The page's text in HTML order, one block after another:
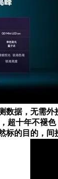
据，无需
超十年不
标的目的，